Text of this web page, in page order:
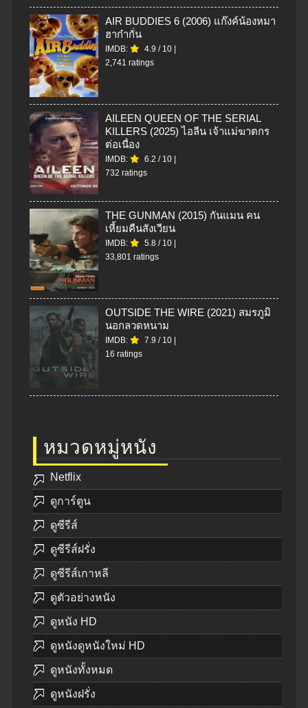
AIR BUDDIES 6 (2006) แก๊งค์น้องหมา
ฮาก๋ากั่น
IMDB: 4.9 / 10 |
2,741 ratings
AILEEN QUEEN OF THE SERIAL
KILLERS (2025) ไอลีน เจ้าแม่ฆาตกร
ต่อเนื่อง
IMDB: 6.2 / 10 |
732 ratings
THE GUNMAN (2015) กันแมน คน
เหี้ยมคืนสังเวียน
IMDB: 5.8 / 10 |
33,801 ratings
OUTSIDE THE WIRE (2021) สมรภูมิ
นอกลวดหนาม
IMDB: 7.9 / 10 |
16 ratings
หมวดหมู่หนัง
Netflix
ดูการ์ตูน
ดูซีรีส์
ดูซีรีส์ฝรั่ง
ดูซีรีส์เกาหลี
ดูตัวอย่างหนัง
ดูหนัง HD
ดูหนังดูหนังใหม่ HD
ดูหนังทั้งหมด
ดูหนังฝรั่ง